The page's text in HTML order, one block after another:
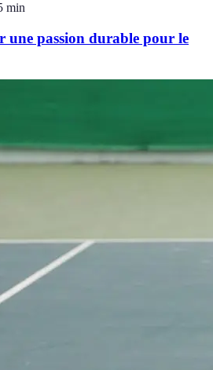
min
une passion durable pour le